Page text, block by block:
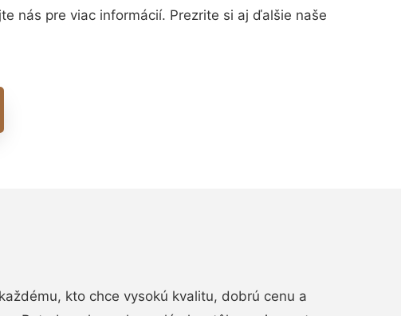
nás pre viac informácií. Prezrite si aj ďalšie naše
kto chce vysokú kvalitu, dobrú cenu a